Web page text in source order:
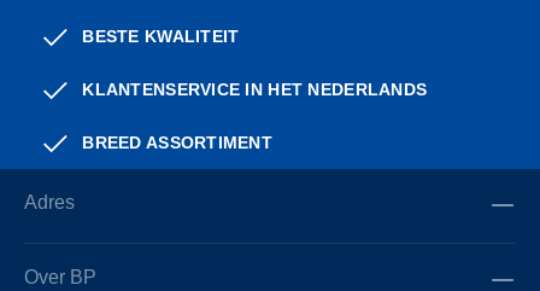
BESTE KWALITEIT
KLANTENSERVICE IN HET NEDERLANDS
BREED ASSORTIMENT
Adres
Over BP